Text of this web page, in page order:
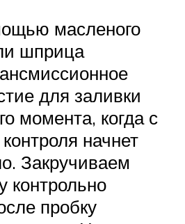
масленого
шприца
для заливки
момента, когда с
начнет
Закручиваем
контрольно
пробку